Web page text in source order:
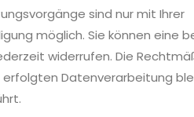
sind nur mit Ihrer
möglich. Sie können eine
widerrufen. Die
erfolgten Datenverarbeitung